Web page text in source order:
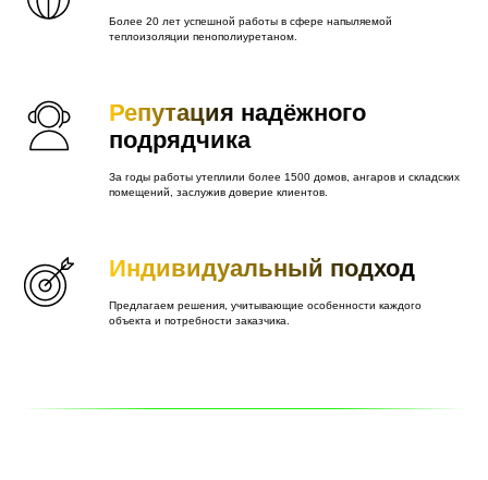
Более 20 лет успешной работы в сфере напыляемой
теплоизоляции пенополиуретаном.
Репутация надёжного
подрядчика
За годы работы утеплили более 1500 домов, ангаров и складских
помещений, заслужив доверие клиентов.
Индивидуальный подход
Предлагаем решения, учитывающие особенности каждого
объекта и потребности заказчика.